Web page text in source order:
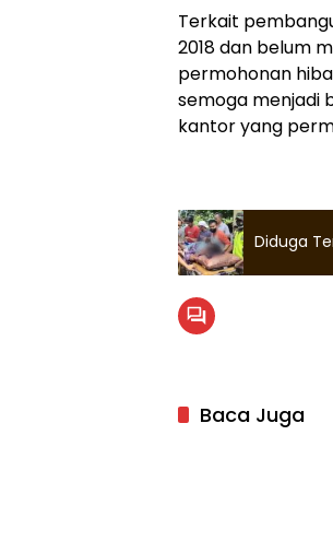
Terkait
2018 dan belum
permohonan
semoga menjadi
kantor yang
Diduga
Baca Juga